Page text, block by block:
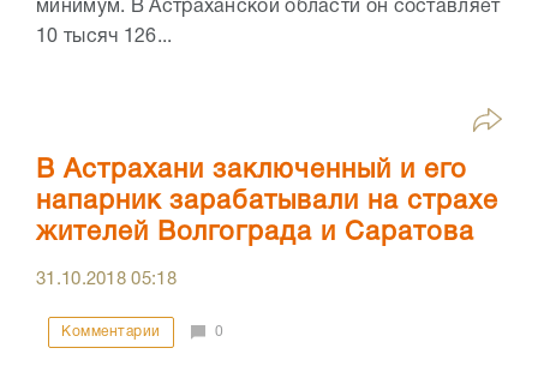
минимум. В Астраханской области он составляет
10 тысяч 126...
В Астрахани заключенный и его
напарник зарабатывали на страхе
жителей Волгограда и Саратова
31.10.201805:18
Комментарии 0